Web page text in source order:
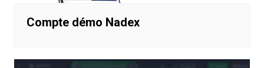
Compte démo Nadex